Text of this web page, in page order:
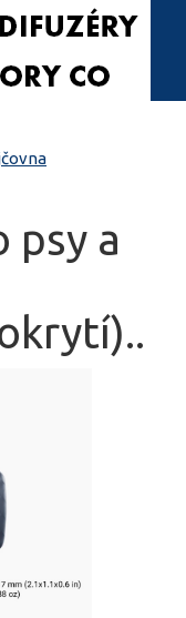
psy a